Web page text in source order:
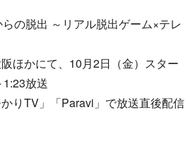
の脱出 ～リアル脱出ゲーム×テレ
ほかにて、10月2日（金）スター
1:23放送
りTV」「Paravi」で放送直後配信